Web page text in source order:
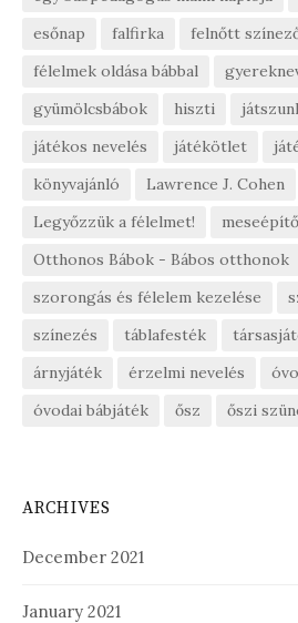
esőnap
falfirka
felnőtt
félelmek oldása bábbal
gyümölcsbábok
hiszti
játékos nevelés
játékötlet
könyvajánló
Lawrence J. Cohen
Legyőzzük a félelmet!
meseépítő
Otthonos Bábok - Bábos otthonok
szorongás és félelem kezelése
színezés
táblafesték
árnyjáték
érzelmi nevelés
óvodai bábjáték
ősz őszi
ARCHIVES
December 2021
January 2021